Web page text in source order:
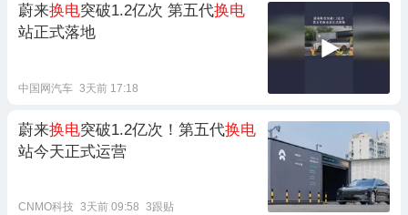
蔚来换电突破1.2亿次 第五代换电
站正式落地
中国网汽车 3天前 17:18
蔚来换电突破1.2亿次！第五代换电
站今天正式运营
CNMO科技 3天前 09:58 3跟贴